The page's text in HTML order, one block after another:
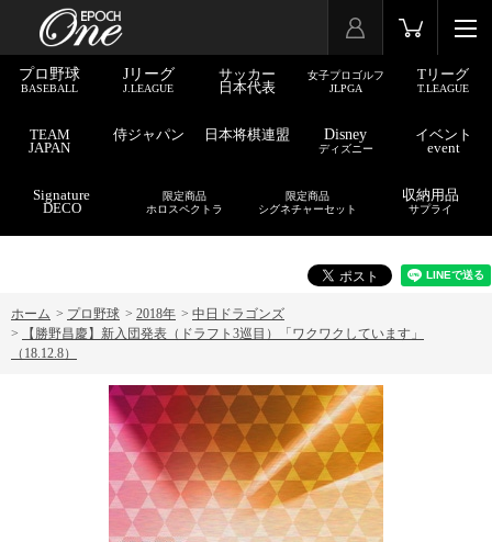
プロ野球
BASEBALL
Jリーグ
J.LEAGUE
サッカー
日本代表
女子プロゴルフ
JLPGA
Tリーグ
T.LEAGUE
TEAM
JAPAN
侍ジャパン 日本将棋連盟 Disney
ディズニー
イベント
event
Signature
DECO
限定商品
ホロスペクトラ
限定商品
シグネチャーセット
収納用品
サプライ
ホーム > プロ野球 > 2018年 > 中日ドラゴンズ
>
【勝野昌慶】新入団発表（ドラフト3巡目）「ワクワクしています」
（18.12.8）